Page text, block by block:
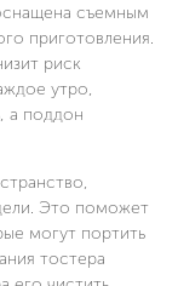
съемным
приготовления.
риск
утро,
а поддон
Это поможет
могут портить
тостера